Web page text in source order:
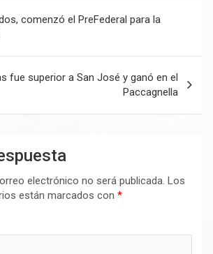
comenzó el PreFederal para la
fue superior a San José y ganó en el
Paccagnella
electrónico no será publicada. Los
están marcados con *